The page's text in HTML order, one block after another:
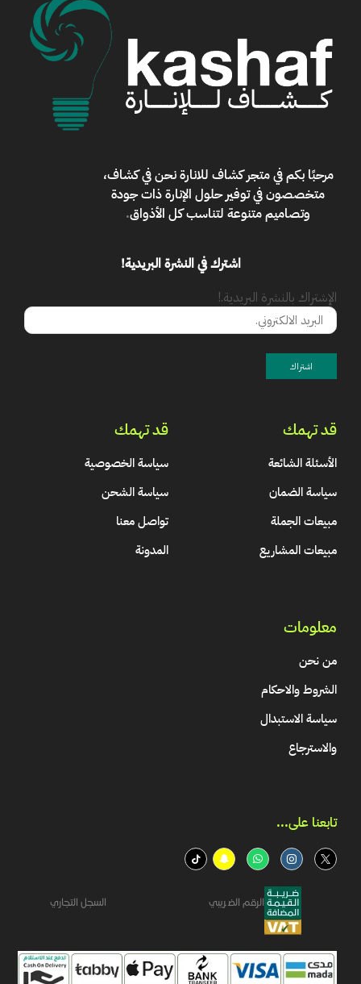
مرحبًا بكم فيمتجر كشاف للانارةنحن في كشاف،
متخصصون في توفير حلول الإنارة ذات جودة
وتصاميم متنوعة لتناسب كل الأذواق.
اشترك في النشرة البريدية!
الإشتراك بالنشرة البريدية.!
قد تهمك
الأسئلة الشائعة
سياسة الضمان
مبيعات الجملة
مبيعات المشاريع
قد تهمك
سياسة الخصوصية
سياسة الشحن
تواصل معنا
المدونة
معلومات
من نحن
الشروط والاحكام
سياسة الاستبدال
والاسترجاع
تابعنا على...​
الرقم الضريبي السجل التجاري